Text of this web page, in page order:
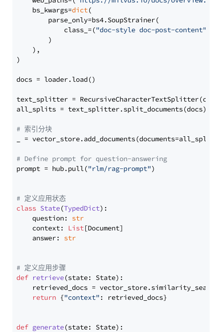
    bs_kwargs=
dict(
        parse_only=bs4.SoupStrainer(
            class_=(
"doc-style doc-post-content"
        )
    ),
)
docs = loader.load()
text_splitter =
all_splits = text_splitter.split_documents(docs)
# 索引分块
_ = vector_store.add_documents(documents=all_splits)
# Define prompt for question-answering
prompt = hub.pull("rlm/rag-prompt")
# 定义应用状态
class State(TypedDict):
    question:
str
    context:
List[Document]
    answer:
str
# 定义应用步骤
def retrieve(state: State):
retrieved_docs =
return {"context" : retrieved_docs}
def generate(state: State):